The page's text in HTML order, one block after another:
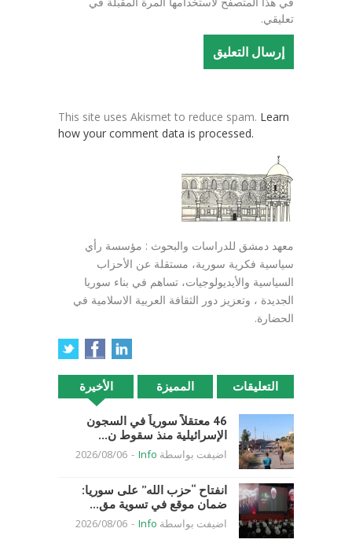
تعليقي.
This site uses Akismet to reduce spam. Learn
how your comment data is processed.
معهد دمشق للدراسات والبحوث : مؤسسة رأي
سياسية فكرية سورية، مستقلة عن الأحزاب
السياسية والأيديولوجيات، تساهم في بناء سوريا
الجديدة ، وتعزيز دور الثقافة العربية الاسلامية في
الحضارة.
الأخيرة المميزة التعليقات
46 معتقلاً سورياً في السجون
الإسرائيلية منذ سقوط ن...
اضيفت بواسطة Info
-
2026/08/06
انفتاح “حزب الله” على سوريا:
ضمان موقع في تسوية مق...
اضيفت بواسطة Info
-
2026/08/06